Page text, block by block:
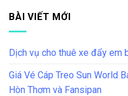
BÀI VIẾT MỚI
Dịch vụ cho thuê xe đẩy em
Giá Vé Cáp Treo Sun World
Hòn Thơm và Fansipan